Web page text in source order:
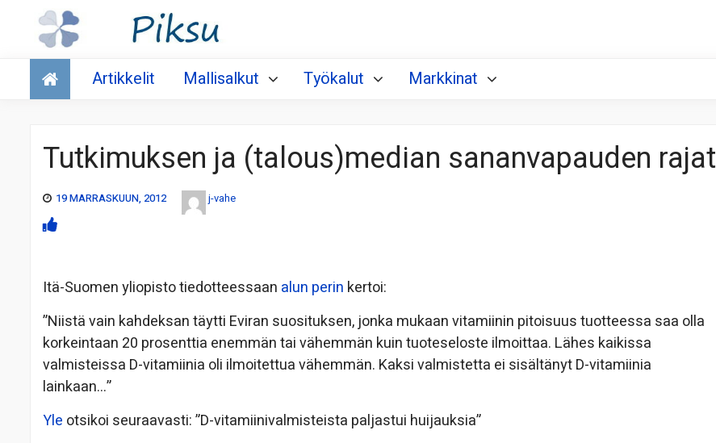
Talous
Artikkelit Mallisalkut Työkalut Markkinat
Tutkimuksen ja (talous)median sananvapauden rajat
19 MARRASKUUN, 2012 j-vahe
Itä-Suomen yliopisto tiedotteessaan alun perin kertoi:
”Niistä vain kahdeksan täytti Eviran suosituksen, jonka mukaan vitamiinin pitoisuus tuotteessa saa olla
korkeintaan 20 prosenttia enemmän tai vähemmän kuin tuoteseloste ilmoittaa. Lähes kaikissa
valmisteissa D-vitamiinia oli ilmoitettua vähemmän. Kaksi valmistetta ei sisältänyt D-vitamiinia
lainkaan…”
Yle otsikoi seuraavasti: ”D-vitamiinivalmisteista paljastui huijauksia”